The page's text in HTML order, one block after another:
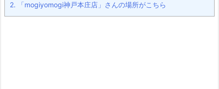
2. 「mogiyomogi神戸本庄店」さんの場所がこちら